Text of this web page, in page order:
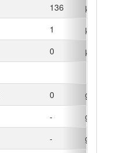
136
µg
1
µg
0
µg
0
g
-
g
-
g